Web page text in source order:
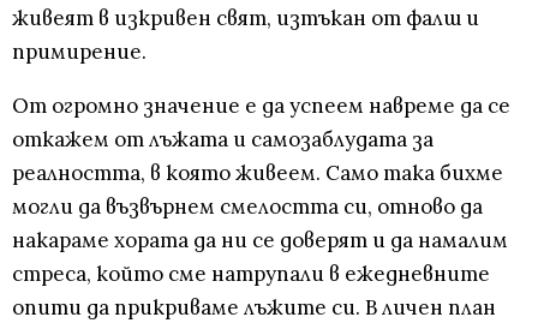
живеят в изкривен свят, изтъкан от фалш и
примирение.
От огромно значение е да успеем навреме да се
откажем от лъжата и самозаблудата за
реалността, в която живеем. Само така бихме
могли да възвърнем смелостта си, отново да
накараме хората да ни се доверят и да намалим
стреса, който сме натрупали в ежедневните
опити да прикриваме лъжите си. В личен план